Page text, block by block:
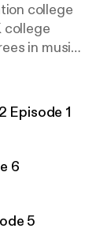
college
college
in music,
degree
Episode 1
6
5